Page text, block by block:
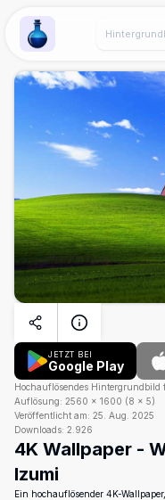
Wallpaper Alchemy
JETZT BEI
Google Play
Hochauflösendes
Auflösung: 2560 × 1600 (8 × 5)
Veröffentlicht am: 25. Aug. 2025
Downloads: 2.926
4K Wallpaper -
Izumi
Ein hochauflösender 4K-